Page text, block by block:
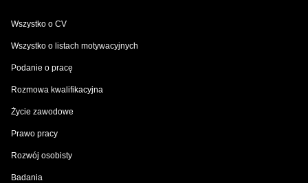
Wszystko o CV
Wszystko o listach motywacyjnych
Podanie o pracę
Rozmowa kwalifikacyjna
Życie zawodowe
Prawo pracy
Rozwój osobisty
Badania